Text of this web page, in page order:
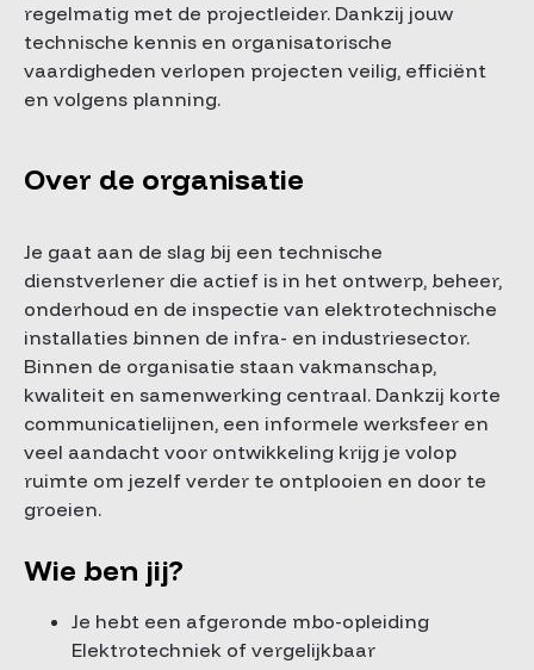
regelmatig met de projectleider. Dankzij jouw
technische kennis en organisatorische
vaardigheden verlopen projecten veilig, efficiënt
en volgens planning.
Over de organisatie
Je gaat aan de slag bij een technische
dienstverlener die actief is in het ontwerp, beheer,
onderhoud en de inspectie van elektrotechnische
installaties binnen de infra- en industriesector.
Binnen de organisatie staan vakmanschap,
kwaliteit en samenwerking centraal. Dankzij korte
communicatielijnen, een informele werksfeer en
veel aandacht voor ontwikkeling krijg je volop
ruimte om jezelf verder te ontplooien en door te
groeien.
Wie ben jij?
Je hebt een afgeronde mbo-opleiding
Elektrotechniek of vergelijkbaar